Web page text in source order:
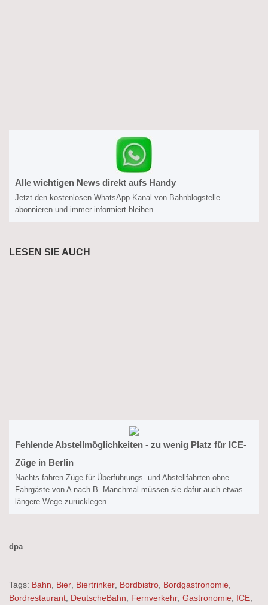
Alle wichtigen News direkt aufs Handy
Jetzt den kostenlosen WhatsApp-Kanal von Bahnblogstelle
abonnieren und immer informiert bleiben.
LESEN SIE AUCH
Fehlende Abstellmöglichkeiten - zu wenig Platz für ICE-
Züge in Berlin
Nachts fahren Züge für Überführungs- und Abstellfahrten ohne
Fahrgäste von A nach B. Manchmal müssen sie dafür auch etwas
längere Wege zurücklegen.
dpa
Tags: Bahn Bier Biertrinker Bordbistro Bordgastronomie
Bordrestaurant DeutscheBahn Fernverkehr Gastronomie ICE